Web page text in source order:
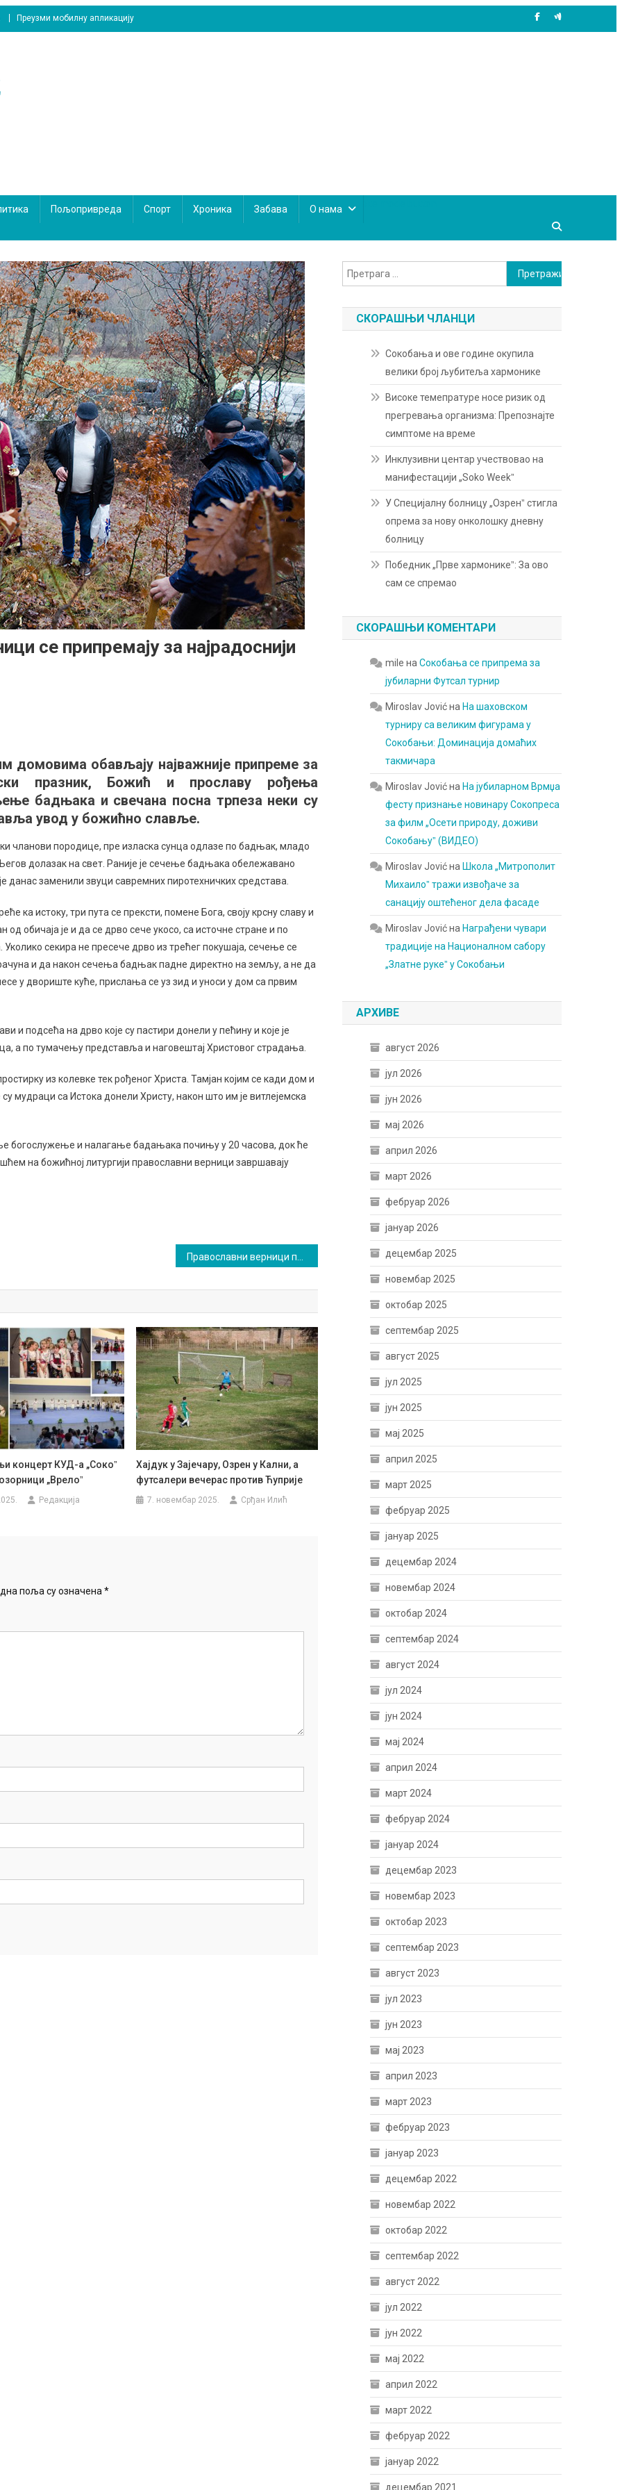
Преузми мобилну апликацију
Пољопривреда Спорт Хроника Забава О нама
се припремају за најрадоснији
домовима обављају најважније припреме за
празник, Божић и прославу рођења
бадњака и свечана посна трпеза неки су
увод у божићно славље.
чланови породице, пре изласка сунца одлазе по бадњак, младо
долазак на свет. Раније је сечење бадњака обележавано
данас заменили звуци савремних пиротехничких средстава.
ка истоку, три пута се прексти, помене Бога, своју крсну славу и
обичаја је и да се дрво сече укосо, са источне стране и по
секира не пресече дрво из трећег покушаја, сечење се
и да након сечења бадњак падне директно на земљу, а не да
у двориште куће, прислања се уз зид и уноси у дом са првим
подсећа на дрво које су пастири донели у пећину и које је
а по тумачењу представља и наговештај Христовог страдања.
из колевке тек рођеног Христа. Тамјан којим се кади дом и
мудраци са Истока донели Христу, након што им је витлејемска
и налагање бадањака почињу у 20 часова, док ће
на божићној литургији православни верници завршавају
концерт КУД-а „Сокоˮ
„Врелоˮ
Редакција
Хајдук у Зајечару, Озрен у Кални, а
футсалери вечерас против Ћуприје
7. новембар 2025. Срђан Илић
поља су означена*
Претрага
за:
СКОРАШЊИ ЧЛАНЦИ
Сокобања и ове године окупила
велики број љубитеља хармонике
Високе темепратуре носе ризик од
прегревања организма: Препознајте
симптоме на време
Инклузивни центар учествовао на
манифестацији „Soko Weekˮ
У Специјалну болницу „Озренˮ стигла
опрема за нову онколошку дневну
болницу
Победник „Прве хармоникеˮ: За ово
сам се спремао
СКОРАШЊИ КОМЕНТАРИ
mile наСокобања се припрема за
јубиларни Футсал турнир
Miroslav Jovićна На шаховском
турниру са великим фигурама у
Сокобањи: Доминација домаћих
такмичара
Miroslav Jovićна На јубиларном Врмџа
фесту признање новинару Сокопреса
за филм „Осети природу, доживи
Сокобањуˮ (ВИДЕО)
Miroslav Jovićна Школа „Митрополит
Михаилоˮ тражи извођаче за
санацију оштећеног дела фасаде
Miroslav Jovićна Награђени чувари
традиције на Националном сабору
„Златне рукеˮ у Сокобањи
АРХИВЕ
август 2026
јул 2026
јун 2026
мај 2026
април 2026
март 2026
фебруар 2026
јануар 2026
децембар 2025
новембар 2025
октобар 2025
септембар 2025
август 2025
јул 2025
јун 2025
мај 2025
април 2025
март 2025
фебруар 2025
јануар 2025
децембар 2024
новембар 2024
октобар 2024
септембар 2024
август 2024
јул 2024
јун 2024
мај 2024
април 2024
март 2024
фебруар 2024
јануар 2024
децембар 2023
новембар 2023
октобар 2023
септембар 2023
август 2023
јул 2023
јун 2023
мај 2023
април 2023
март 2023
фебруар 2023
јануар 2023
децембар 2022
новембар 2022
октобар 2022
септембар 2022
август 2022
јул 2022
јун 2022
мај 2022
април 2022
март 2022
фебруар 2022
јануар 2022
децембар 2021